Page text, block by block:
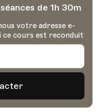
de 1h 30m
votre adresse e-
cours est reconduit